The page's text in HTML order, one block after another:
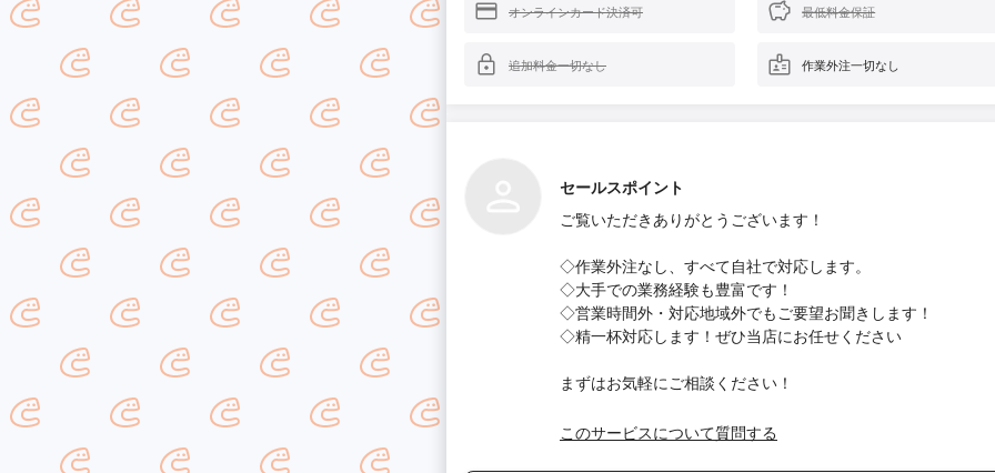
オンラインカード決済可 最低料金保証
追加料金一切なし 作業外注一切なし
セールスポイント
ご覧いただきありがとうございます！
◇作業外注なし、すべて自社で対応します。
◇大手での業務経験も豊富です！
◇営業時間外・対応地域外でもご要望お聞きします！
◇精一杯対応します！ぜひ当店にお任せください
まずはお気軽にご相談ください！
このサービスについて質問する